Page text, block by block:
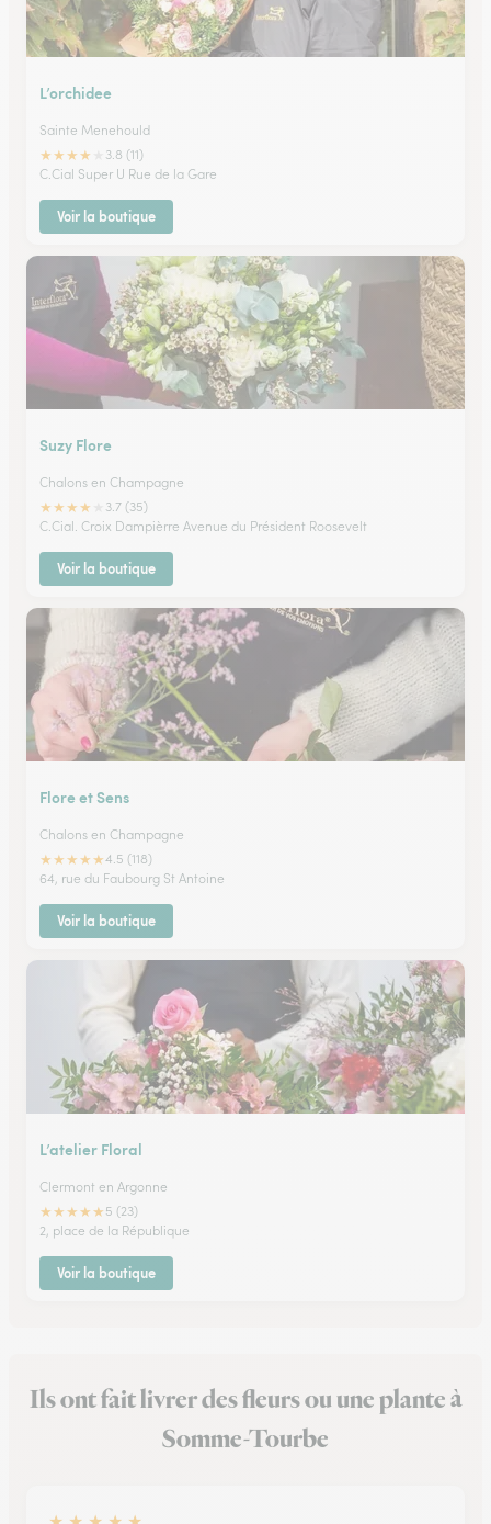
L’orchidee
Sainte Menehould
★★★★
3.8 (11)
C.Cial Super U Rue de la Gare
Voir la boutique
Suzy Flore
Chalons en Champagne
★★★★
3.7 (35)
C.Cial. Croix Dampièrre Avenue du Président Roosevelt
Voir la boutique
Flore et Sens
Chalons en Champagne
★★★★★4.5 (118)
64, rue du Faubourg St Antoine
Voir la boutique
L’atelier Floral
Clermont en Argonne
★★★★★ 5 (23)
2, place de la République
Voir la boutique
Ils ont fait livrer des fleurs ou une plante à
Somme-Tourbe